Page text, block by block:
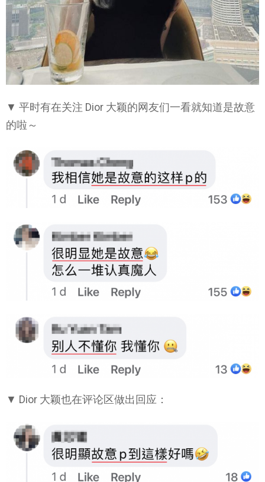
▼ 平时有在关注 Dior 大颖的网友们一看就知道是故意
的啦～
▼ Dior 大颖也在评论区做出回应：